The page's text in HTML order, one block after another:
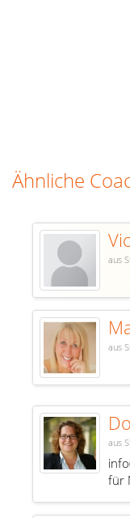
Ähnliche
aus
aus
aus
für